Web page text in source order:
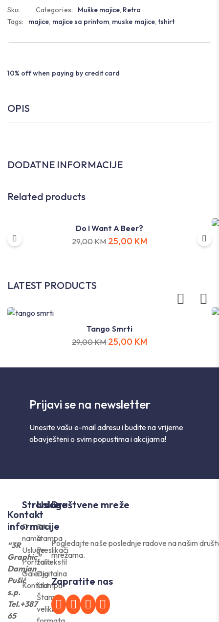
Sku: Categories: Muške majice, Retro
Tags:
majice, majice sa printom, muske majice, tshirt
10% off when paying by credit card
OPIS
DODATNE INFORMACIJE
Related products
Do I Want A Beer?
29,00KM 25,00 KM
LATEST PRODUCTS
Tango Smrti
29,00KM 25,00 KM
Prijavi se na newsletter
Unesite vašu e-mail adresu i budite na vrijeme
obavješteni o svim popustima i akcijama!
Kontakt
informacije
“3R
Graphic”
Damjan
Pušić
s.p.
Tel.+387
65
Stranice
O
nama
Usluge
Portfolio
Galerija
Kontakt
Usluge
Sito
štampa
Preslikači
za tekstil
Digitalna
štampa
Štampa
velikih
Društvene mreže
Pogledajte naše poslednje radove na našim
mrežama.
Zapratite nas